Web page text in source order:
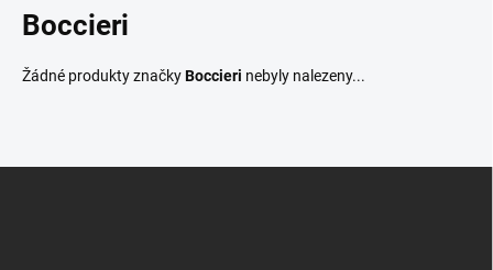
Boccieri
Žádné produkty značkyBoccieri nebyly nalezeny...